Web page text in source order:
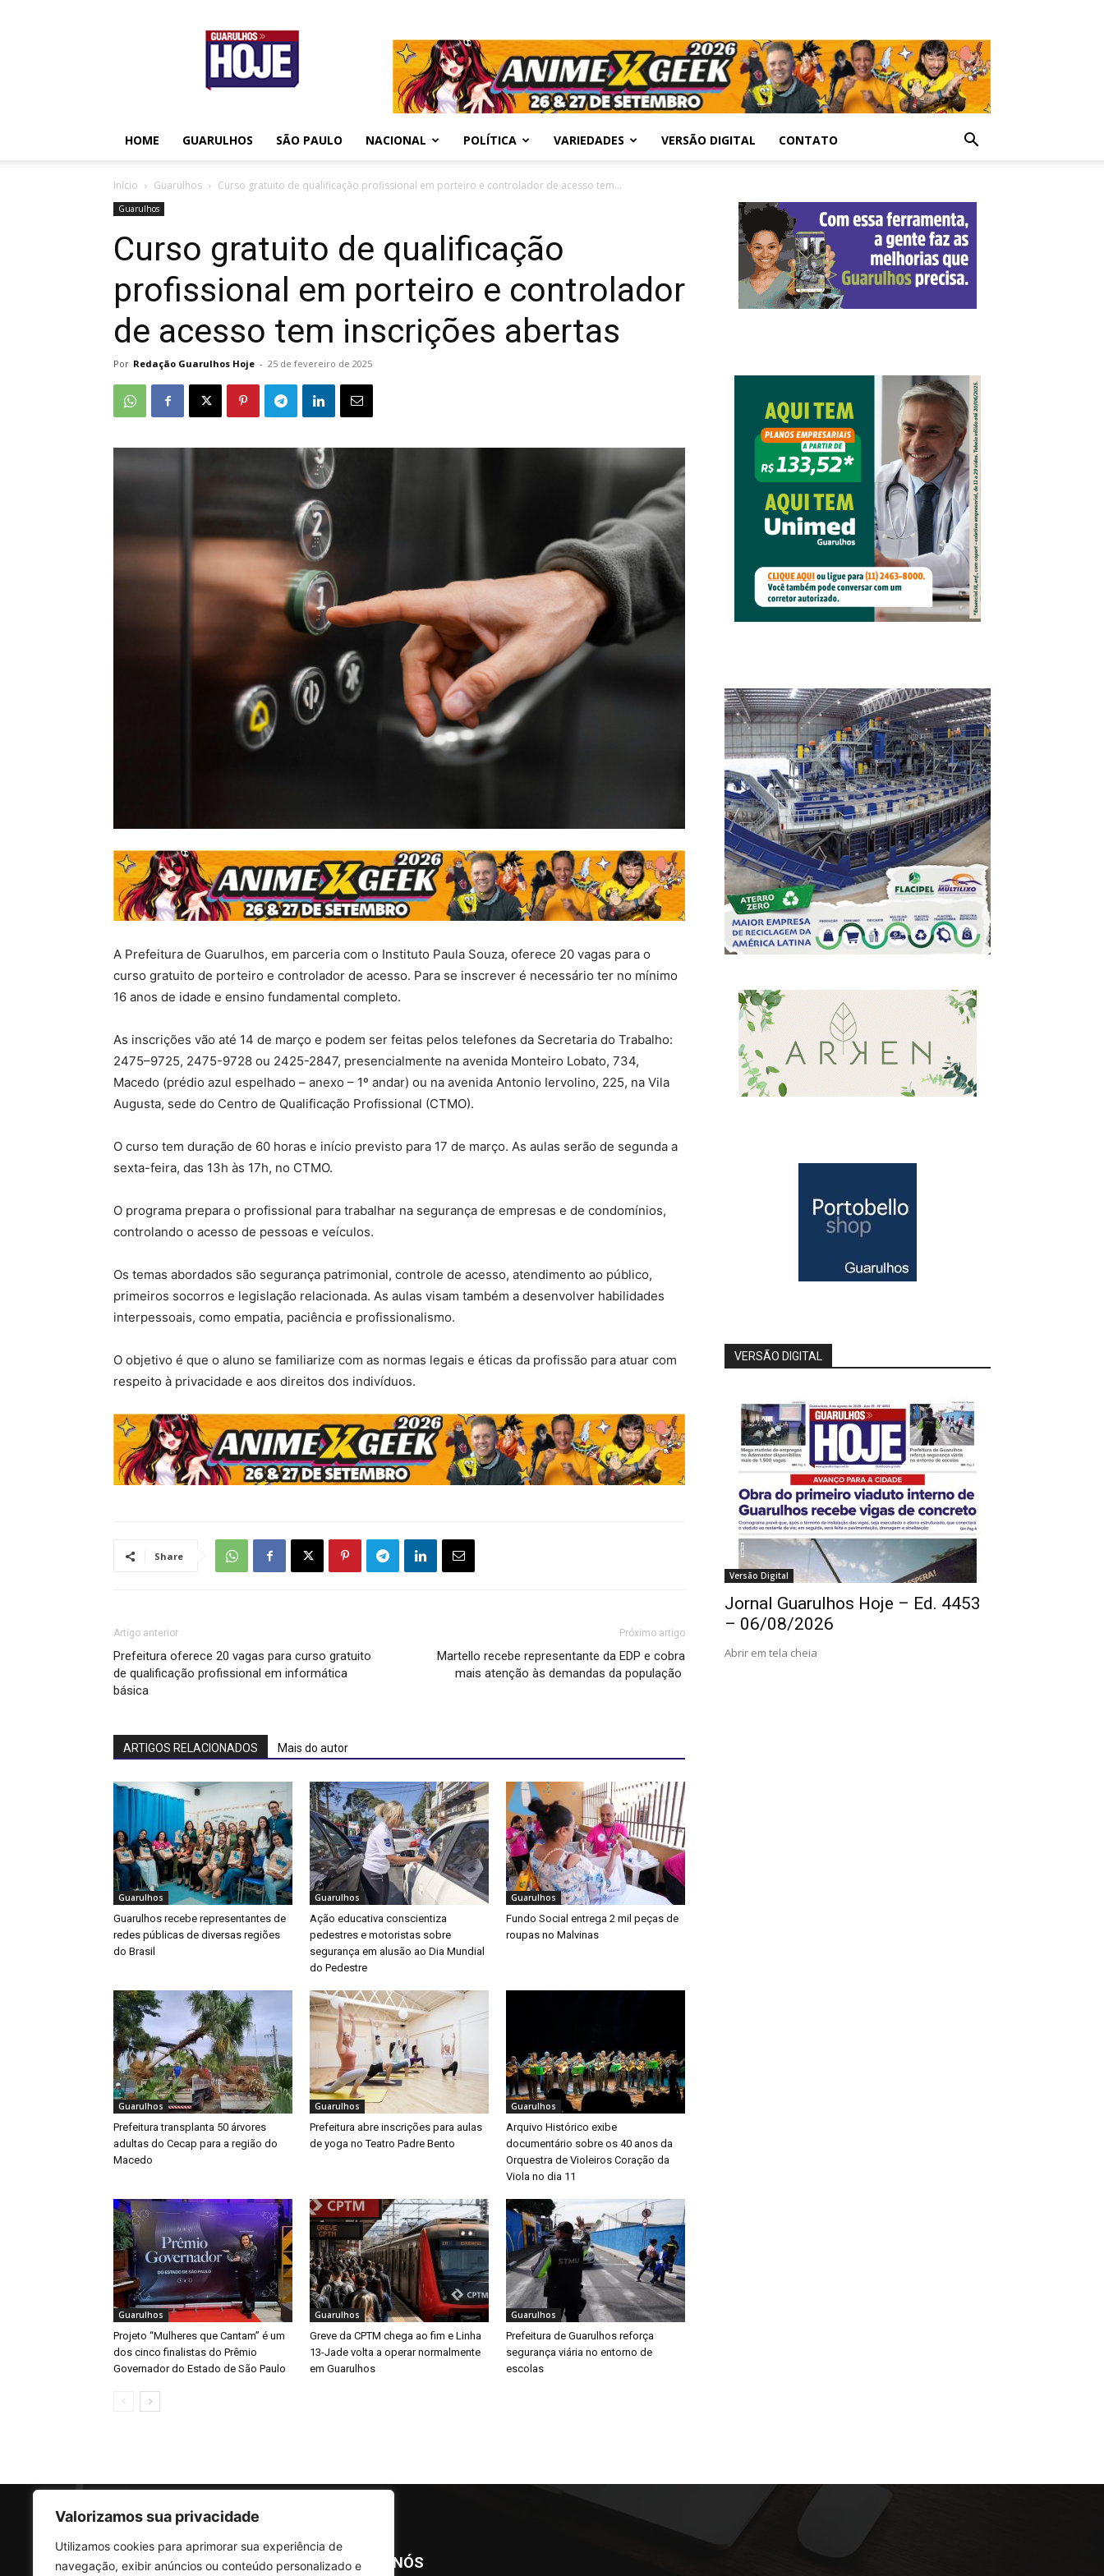
Valorizamos sua privacidade
Utilizamos cookies para aprimorar sua experiência de
navegação, exibir anúncios ou conteúdo personalizado e
Guarulhos
Hoje
HOME GUARULHOS SÃO PAULO NACIONAL POLÍTICA VARIEDADES VERSÃO DIGITAL CONTATO
Início Guarulhos Curso gratuito de qualificação profissional em porteiro e controlador de acesso tem...
Guarulhos
Curso gratuito de qualificação
profissional em porteiro e controlador
de acesso tem inscrições abertas
Por Redação Guarulhos Hoje - 25 de fevereiro de 2025
A Prefeitura de Guarulhos, em parceria com o Instituto Paula Souza, oferece 20 vagas para o
curso gratuito de porteiro e controlador de acesso. Para se inscrever é necessário ter no mínimo
16 anos de idade e ensino fundamental completo.
As inscrições vão até 14 de março e podem ser feitas pelos telefones da Secretaria do Trabalho:
2475–9725, 2475-9728 ou 2425-2847, presencialmente na avenida Monteiro Lobato, 734,
Macedo (prédio azul espelhado – anexo – 1º andar) ou na avenida Antonio Iervolino, 225, na Vila
Augusta, sede do Centro de Qualificação Profissional (CTMO).
O curso tem duração de 60 horas e início previsto para 17 de março. As aulas serão de segunda a
sexta-feira, das 13h às 17h, no CTMO.
O programa prepara o profissional para trabalhar na segurança de empresas e de condomínios,
controlando o acesso de pessoas e veículos.
Os temas abordados são segurança patrimonial, controle de acesso, atendimento ao público,
primeiros socorros e legislação relacionada. As aulas visam também a desenvolver habilidades
interpessoais, como empatia, paciência e profissionalismo.
O objetivo é que o aluno se familiarize com as normas legais e éticas da profissão para atuar com
respeito à privacidade e aos direitos dos indivíduos.
Share
Artigo anterior
Prefeitura oferece 20 vagas para curso gratuito
de qualificação profissional em informática
básica
Próximo artigo
Martello recebe representante da EDP e cobra
mais atenção às demandas da população
ARTIGOS RELACIONADOS Mais do autor
Guarulhos
Guarulhos recebe representantes de
redes públicas de diversas regiões
do Brasil
Guarulhos
Ação educativa conscientiza
pedestres e motoristas sobre
segurança em alusão ao Dia Mundial
do Pedestre
Guarulhos
Fundo Social entrega 2 mil peças de
roupas no Malvinas
Guarulhos
Prefeitura transplanta 50 árvores
adultas do Cecap para a região do
Macedo
Guarulhos
Prefeitura abre inscrições para aulas
de yoga no Teatro Padre Bento
Guarulhos
Arquivo Histórico exibe
documentário sobre os 40 anos da
Orquestra de Violeiros Coração da
Viola no dia 11
Guarulhos
Projeto “Mulheres que Cantam” é um
dos cinco finalistas do Prêmio
Governador do Estado de São Paulo
Guarulhos
Greve da CPTM chega ao fim e Linha
13-Jade volta a operar normalmente
em Guarulhos
Guarulhos
Prefeitura de Guarulhos reforça
segurança viária no entorno de
escolas
VERSÃO DIGITAL
Versão Digital
Jornal Guarulhos Hoje – Ed. 4453
– 06/08/2026
Abrir em tela cheia
SOBRE NÓS